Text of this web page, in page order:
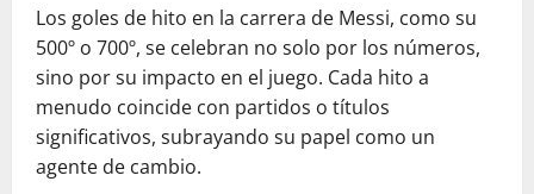
Los goles de hito en la carrera de Messi, como su
500º o 700º, se celebran no solo por los números,
sino por su impacto en el juego. Cada hito a
menudo coincide con partidos o títulos
significativos, subrayando su papel como un
agente de cambio.